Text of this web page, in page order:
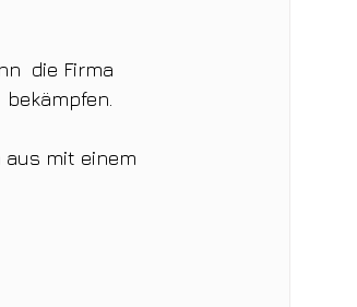
die Firma
aus mit einem